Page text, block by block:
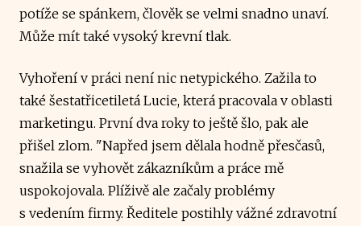
potíže se spánkem, člověk se velmi snadno unaví.
Může mít také vysoký krevní tlak.
Vyhoření v práci není nic netypického. Zažila to
také šestatřicetiletá Lucie, která pracovala v oblasti
marketingu. První dva roky to ještě šlo, pak ale
přišel zlom. "Napřed jsem dělala hodně přesčasů,
snažila se vyhovět zákazníkům a práce mě
uspokojovala. Plíživě ale začaly problémy
s vedením firmy. Ředitele postihly vážné zdravotní